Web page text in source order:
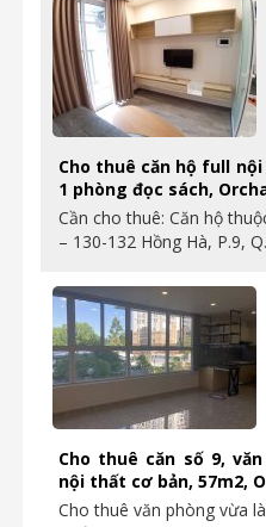
Cho thuê căn hộ full
1 phòng đọc sách,
Cần cho thuê: Căn hộ
– 130-132 Hồng Hà, P.9,
Cho thuê căn số 9,
nội thất cơ bản, 57m2,
Cho thuê văn phòng vừa